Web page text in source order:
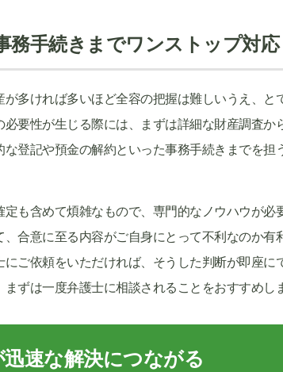
務手続きまでワンストップ対応
多ければ多いほど全容の把握は難しいうえ、と
要性が生じる際には、まずは詳細な財産調査か
登記や預金の解約といった事務手続きまでを担
も含めて煩雑なもので、専門的なノウハウが必
、合意に至る内容がご自身にとって不利なのか有
ご依頼をいただければ、そうした判断が即座に
ずは一度弁護士に相談されることをおすすめし
速な解決につながる